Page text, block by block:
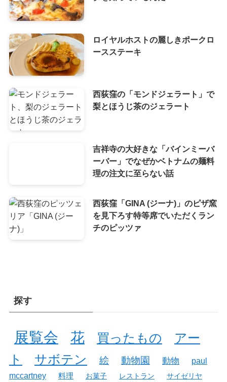
ロイヤルホストの麗しきポークロ
ースステーキ
西荻窪の「モンドジェラート」で
梨とほうじ茶のジェラート
吉祥寺の大好きな「バインミーバ
ーバー」でなぜかベトナムの麺料
理の注文に至らない話
西荻窪「GINA (ジーナ)」のピザ窯
を見下ろす特等席でいただくラン
チのピッツァ
探す
展覧会 花 買ったもの
アー
ト
サボテン 絵 動物園 動物
paul
mccartney
料理 お菓子 レストラン サイゼリヤ